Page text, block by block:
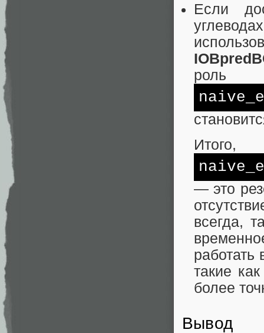
Если
роль
Итого,
— это
всегда,
такие
более
Вывод